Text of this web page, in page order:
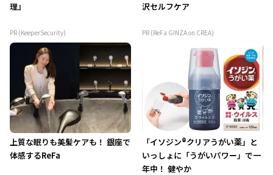
理』
PR (KeeperSecurity)
沢セルフケア
PR (ReFa GINZA on CREA)
上質な眠りも美髪ケアも！ 銀座で
体感するReFa
「イソジン®クリアうがい薬」と
いっしょに「うがいパワー」で一
年中！ 健やか